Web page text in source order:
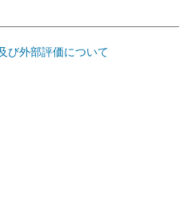
び外部評価について